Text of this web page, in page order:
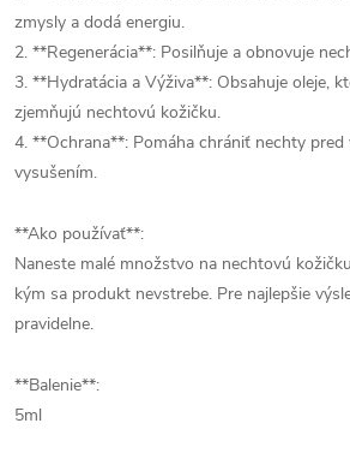
zmysly a dodá energiu.
2. **Regenerácia**: Posilňuje a obnovuje
3. **Hydratácia a Výživa**: Obsahuje oleje,
zjemňujú nechtovú kožičku.
4. **Ochrana**: Pomáha chrániť nechty
vysušením.
**Ako používať**:
Naneste malé množstvo na nechtovú
kým sa produkt nevstrebe. Pre najlepšie
pravidelne.
**Balenie**:
5ml